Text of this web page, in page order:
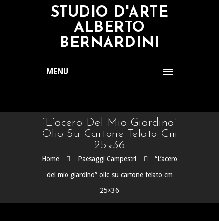
STUDIO D'ARTE
ALBERTO
BERNARDINI
MENU
“L’acero Del Mio Giardino”
Olio Su Cartone Telato Cm
25×36
Home Paesaggi Campestri
“L’acero
del mio giardino” olio su cartone telato cm
25×36